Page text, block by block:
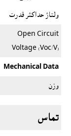
ولتاژ حداکثر قدرت
Open Circuit
Voltage (Voc/V)
Mechanical Data
وزن
تماس